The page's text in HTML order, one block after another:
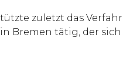
zuletzt das
Bremen tätig, der